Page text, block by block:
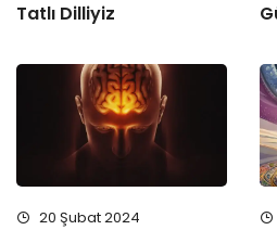
Tatlı Dilliyiz
20 Şubat 2024